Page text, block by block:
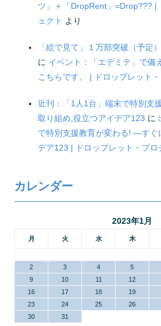
ツ」＋「DropRent」=Drop??? |
ェクト より
「絵で見て」１万部突破（予定
に イベント：「エデミテ」で
こちらです。 | ドロップレット
近刊：「1人1台」端末で特別支
取り組め,役立つアイデア123 に
で特別支援教育が変わる! ―すぐ
デア123 | ドロップレット・プロ
カレンダー
2023年1月
月 火 水 木
2
3 4 5
9
10 11 12
16
17 18 19
23
24 25 26
30
31